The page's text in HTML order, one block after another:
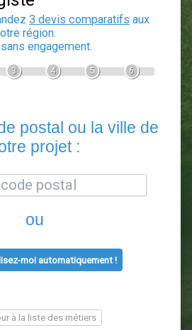
3 devis comparatifs
votre projet :
ou